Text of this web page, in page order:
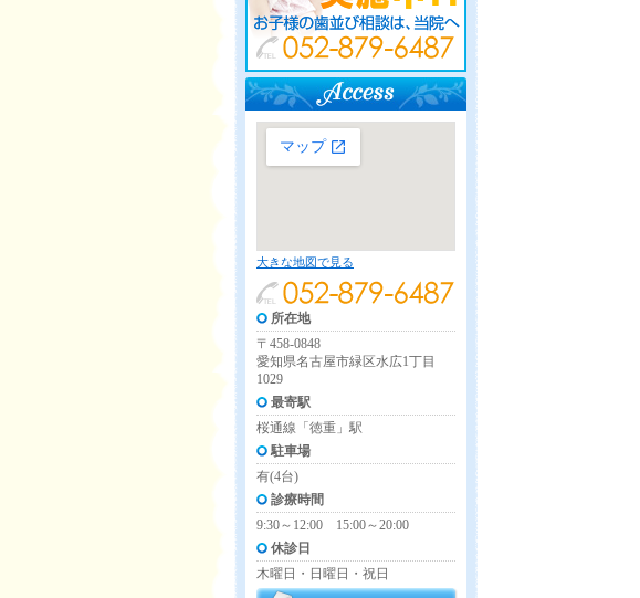
大きな地図で見る
所在地
〒458-0848
愛知県名古屋市緑区水広1丁目
1029
最寄駅
桜通線「徳重」駅
駐車場
有(4台)
診療時間
9:30～12:00 15:00～20:00
休診日
木曜日・日曜日・祝日